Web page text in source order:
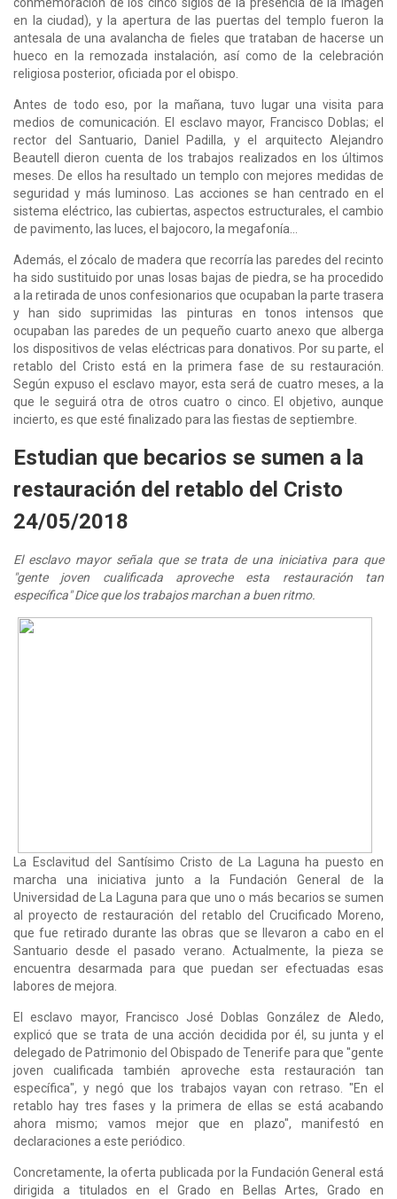
en la ciudad), y la apertura de las puertas del templo fueron la
antesala de una avalancha de fieles que trataban de hacerse un
hueco en la remozada instalación, así como de la celebración
religiosa posterior, oficiada por el obispo.
Antes de todo eso, por la mañana, tuvo lugar una visita para
medios de comunicación. El esclavo mayor, Francisco Doblas; el
rector del Santuario, Daniel Padilla, y el arquitecto Alejandro
Beautell dieron cuenta de los trabajos realizados en los últimos
meses. De ellos ha resultado un templo con mejores medidas de
seguridad y más luminoso. Las acciones se han centrado en el
sistema eléctrico, las cubiertas, aspectos estructurales, el cambio
de pavimento, las luces, el bajocoro, la megafonía...
Además, el zócalo de madera que recorría las paredes del recinto
ha sido sustituido por unas losas bajas de piedra, se ha procedido
a la retirada de unos confesionarios que ocupaban la parte trasera
y han sido suprimidas las pinturas en tonos intensos que
ocupaban las paredes de un pequeño cuarto anexo que alberga
los dispositivos de velas eléctricas para donativos. Por su parte, el
retablo del Cristo está en la primera fase de su restauración.
Según expuso el esclavo mayor, esta será de cuatro meses, a la
que le seguirá otra de otros cuatro o cinco. El objetivo, aunque
incierto, es que esté finalizado para las fiestas de septiembre.
Estudian que becarios se sumen a la
restauración del retablo del Cristo
24/05/2018
El esclavo mayor señala que se trata de una iniciativa para que
"gente joven cualificada aproveche esta restauración tan
específica" Dice que los trabajos marchan a buen ritmo.
La Esclavitud del Santísimo Cristo de La Laguna ha puesto en
marcha una iniciativa junto a la Fundación General de la
Universidad de La Laguna para que uno o más becarios se sumen
al proyecto de restauración del retablo del Crucificado Moreno,
que fue retirado durante las obras que se llevaron a cabo en el
Santuario desde el pasado verano. Actualmente, la pieza se
encuentra desarmada para que puedan ser efectuadas esas
labores de mejora.
El esclavo mayor, Francisco José Doblas González de Aledo,
explicó que se trata de una acción decidida por él, su junta y el
delegado de Patrimonio del Obispado de Tenerife para que "gente
joven cualificada también aproveche esta restauración tan
específica", y negó que los trabajos vayan con retraso. "En el
retablo hay tres fases y la primera de ellas se está acabando
ahora mismo; vamos mejor que en plazo", manifestó en
declaraciones a este periódico.
Concretamente, la oferta publicada por la Fundación General está
dirigida a titulados en el Grado en Bellas Artes, Grado en